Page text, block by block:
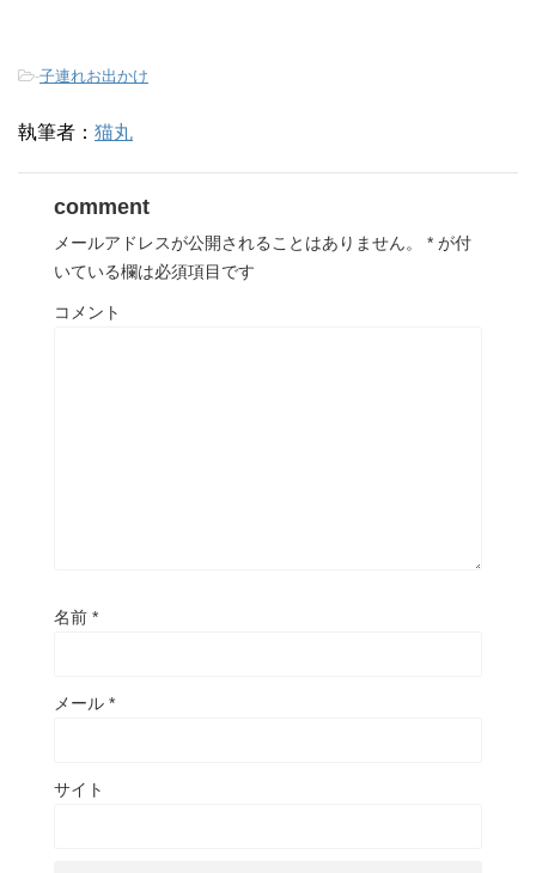
-子連れお出かけ
執筆者： 猫丸
comment
メールアドレスが公開されることはありません。 * が付
いている欄は必須項目です
コメント
名前 *
メール *
サイト